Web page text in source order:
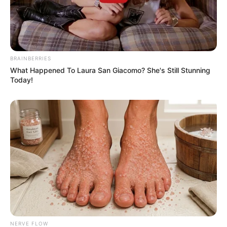
BRAINBERRIES
What Happened To Laura San Giacomo? She's Still Stunning
Today!
NERVE FLOW